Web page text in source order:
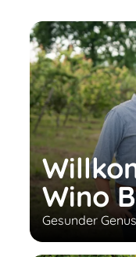
Wino
Gesunder